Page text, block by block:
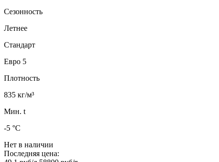
Сезонность
Летнее
Стандарт
Евро 5
Плотность
835 кг/м³
Мин. t
-5 °C
Нет в наличии
Последняя цена: